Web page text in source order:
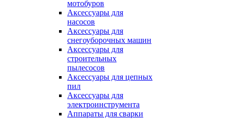
мотобуров
Аксессуары для
насосов
Аксессуары для
снегоуборочных машин
Аксессуары для
строительных
пылесосов
Аксессуары для цепных
пил
Аксессуары для
электроинструмента
Аппараты для сварки